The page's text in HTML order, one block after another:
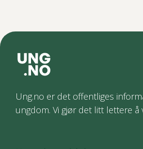
Ung.no er det offentliges
ungdom. Vi gjør det litt lettere å